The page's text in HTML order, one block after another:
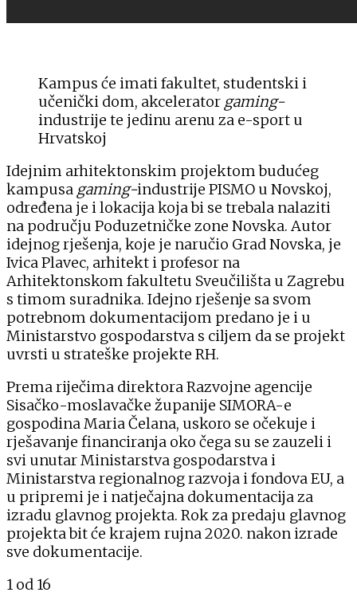
Kampus će imati fakultet, studentski i
učenički dom, akcelerator gaming-
industrije te jedinu arenu za e-sport u
Hrvatskoj
Idejnim arhitektonskim projektom budućeg
kampusa gaming-industrije PISMO u Novskoj,
određena je i lokacija koja bi se trebala nalaziti
na području Poduzetničke zone Novska. Autor
idejnog rješenja, koje je naručio Grad Novska, je
Ivica Plavec, arhitekt i profesor na
Arhitektonskom fakultetu Sveučilišta u Zagrebu
s timom suradnika. Idejno rješenje sa svom
potrebnom dokumentacijom predano je i u
Ministarstvo gospodarstva s ciljem da se projekt
uvrsti u strateške projekte RH.
Prema riječima direktora Razvojne agencije
Sisačko-moslavačke županije SIMORA-e
gospodina Maria Čelana, uskoro se očekuje i
rješavanje financiranja oko čega su se zauzeli i
svi unutar Ministarstva gospodarstva i
Ministarstva regionalnog razvoja i fondova EU, a
u pripremi je i natječajna dokumentacija za
izradu glavnog projekta. Rok za predaju glavnog
projekta bit će krajem rujna 2020. nakon izrade
sve dokumentacije.
1 od 16